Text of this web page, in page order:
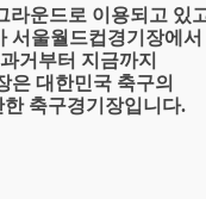
라운드로 이용되고 있
서울월드컵경기장에서
거부터 지금까지
은 대한민국 축구의
축구경기장입니다.